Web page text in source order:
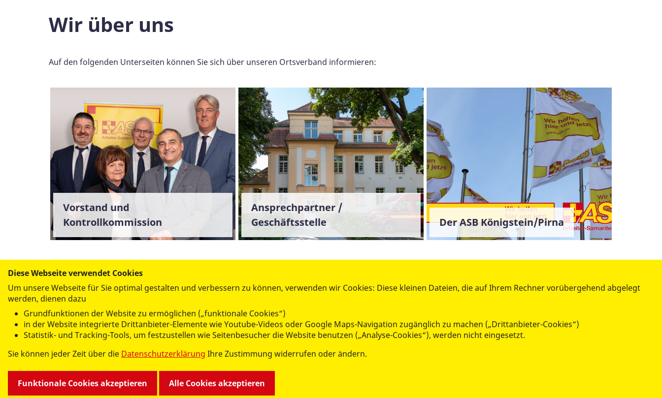
Wir über uns
Auf den folgenden Unterseiten können Sie sich über unseren Ortsverband informieren:
Vorstand und
Kontrollkommission
Ansprechpartner /
Geschäftsstelle
Der ASB Königstein/Pirna
UNSERE DIENSTLEISTUNGEN
Altenhilfe, Pflege & Betreuung
Essen auf Rädern / Mahlzeitendienst
Fahrdienst
Kindertagesbetreuung - Hort
Hilfen zur Erziehung/Wohngruppen
Frauen- und Kinderschutzhaus
KARRIERE UND ENGAGEMENT
FSJ - Freiwilliges Soziales Jahr
BFD - Bundesfreiwilligendienst
Spenden und Förderung
WIR ÜBER UNS - SERVICE
Ansprechpartner/Geschäftsstelle
Der ASB Königstein/Pirna
Diese Webseite verwendet Cookies
Um unsere Webseite für Sie optimal gestalten und verbessern zu können, verwenden wir Cookies: Diese kleinen Dateien, die auf Ihrem Rechner vorübergehend abgelegt
werden, dienen dazu
Grundfunktionen der Website zu ermöglichen („funktionale Cookies“)
in der Website integrierte Drittanbieter-Elemente wie Youtube-Videos oder Google Maps-Navigation zugänglich zu machen („Drittanbieter-Cookies“)
Statistik- und Tracking-Tools, um festzustellen wie Seitenbesucher die Website benutzen („Analyse-Cookies“), werden nicht eingesetzt.
Sie können jeder Zeit über die Datenschutzerklärung Ihre Zustimmung widerrufen oder ändern.
Funktionale Cookies akzeptieren Alle Cookies akzeptieren